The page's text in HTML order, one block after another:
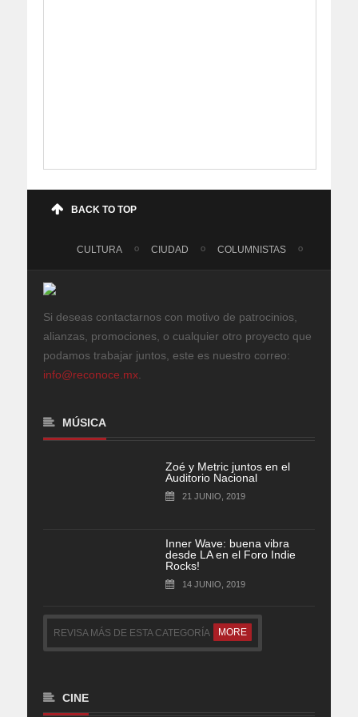
BACK TO TOP
CULTURA CIUDAD COLUMNISTAS
Si deseas contactarnos con motivo de patrocinios,
alianzas, promociones, o cualquier otro proyecto que
podamos trabajar juntos, este es nuestro correo:
info@reconoce.mx
MÚSICA
Zoé y Metric juntos en el
Auditorio Nacional
21 JUNIO, 2019
Inner Wave: buena vibra
desde LA en el Foro Indie
Rocks!
14 JUNIO, 2019
REVISA MÁS DE ESTA CATEGORÍA MORE
CINE